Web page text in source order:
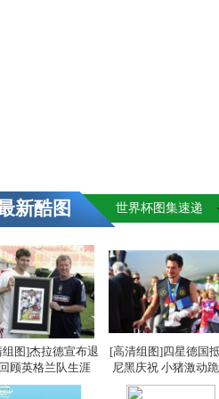
新酷图 世界杯图集速递
图]杰拉德宣布退
顾英格兰队生涯
[高清组图]四星德国
尼黑庆祝 小猪激动